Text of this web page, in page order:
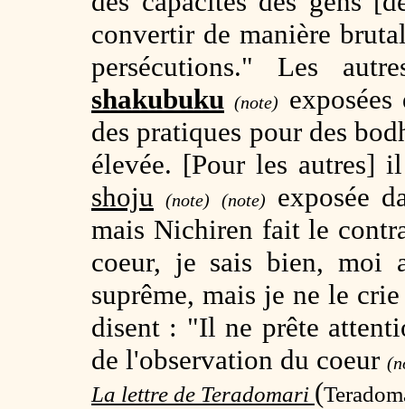
convertir de manière
persécutions." Les
shakubuku (note)
des pratiques pour des
élevée. [Pour les autres]
shoju
(note) (note)
exposée
mais Nichiren fait le
coeur, je sais bien, moi
suprême, mais je ne le
disent : "Il ne prête
de l'observation du coeur
La lettre de Teradomari (